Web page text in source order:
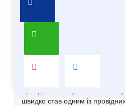
Molten – японський бренд, який
м'ячах для різних видів
високою якістю та
швидко став одним із